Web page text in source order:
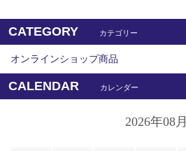
CATEGORY カテゴリー
オンラインショップ商品
CALENDAR カレンダー
2026年08月